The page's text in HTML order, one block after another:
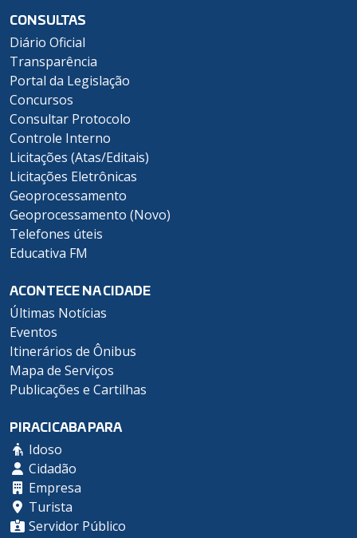
CONSULTAS
Diário Oficial
Transparência
Portal da Legislação
Concursos
Consultar Protocolo
Controle Interno
Licitações (Atas/Editais)
Licitações Eletrônicas
Geoprocessamento
Geoprocessamento (Novo)
Telefones úteis
Educativa FM
ACONTECE NA CIDADE
Últimas Notícias
Eventos
Itinerários de Ônibus
Mapa de Serviços
Publicações e Cartilhas
PIRACICABA PARA
Idoso
Cidadão
Empresa
Turista
Servidor Público